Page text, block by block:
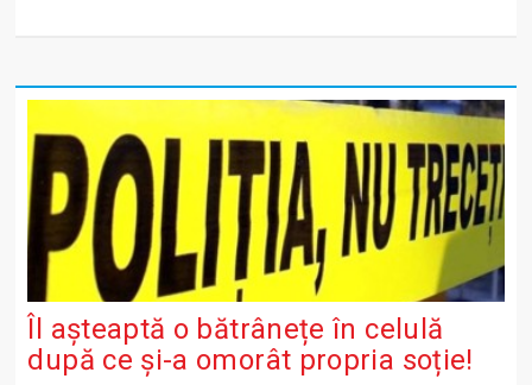
Îl așteaptă o bătrânețe în celulă
după ce și-a omorât propria soție!